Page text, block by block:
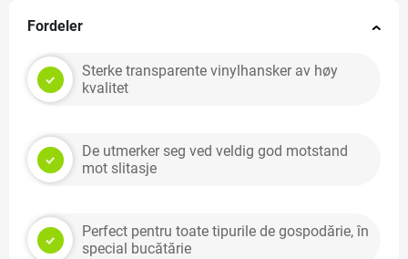
Fordeler
Sterke transparente vinylhansker av høy
kvalitet
De utmerker seg ved veldig god motstand
mot slitasje
Perfect pentru toate tipurile de gospodărie, în
special bucătărie